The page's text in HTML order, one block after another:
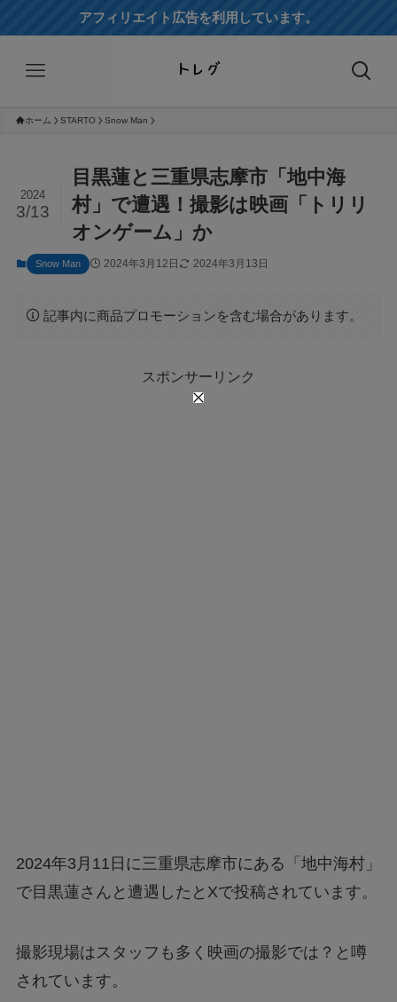
アフィリエイト広告を利用しています。
ホーム STARTO Snow Man
目黒蓮と三重県志摩市「地中海
村」で遭遇！撮影は映画「トリリ
オンゲーム」か
2024
3/13
Snow Man 2024年3月12日 2024年3月13日
記事内に商品プロモーションを含む場合があります。
スポンサーリンク
2024年3月11日に三重県志摩市にある「地中海村」
で目黒蓮さんと遭遇したとXで投稿されています。
撮影現場はスタッフも多く映画の撮影では？と噂
されています。